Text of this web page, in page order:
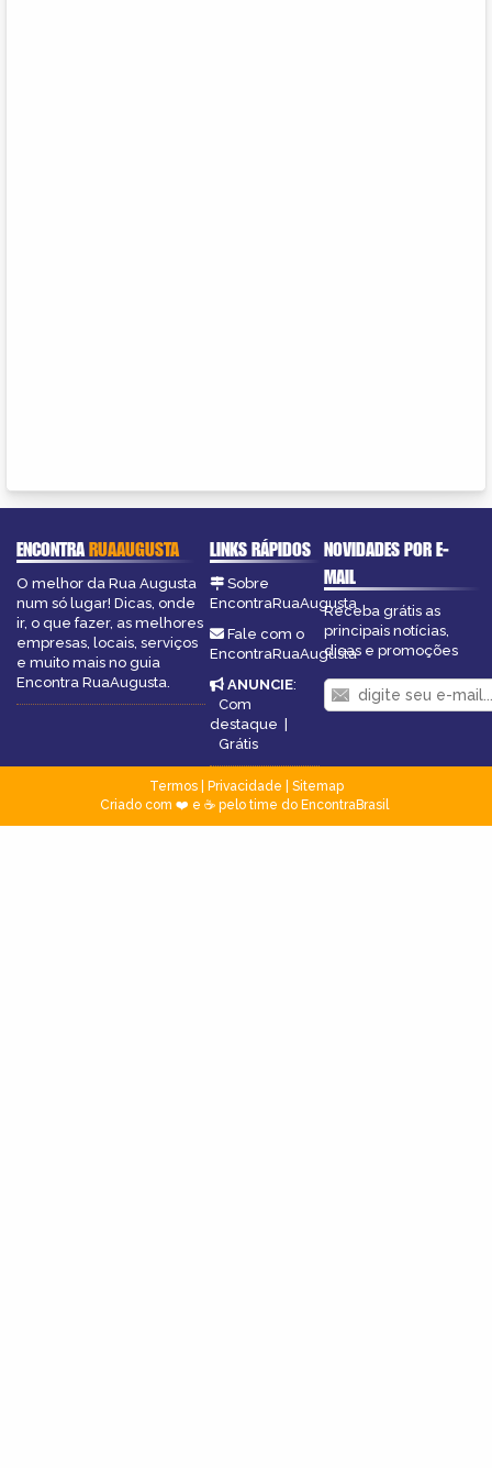
ENCONTRARUAAUGUSTA
O melhor da Rua Augusta
num só lugar! Dicas, onde
ir, o que fazer, as melhores
empresas, locais, serviços
e muito mais no guia
Encontra RuaAugusta.
LINKS RÁPIDOS
Sobre
EncontraRuaAugusta
Fale com o
EncontraRuaAugusta
ANUNCIE:
Com
destaque
Grátis
NOVIDADES POR E-
MAIL
Receba grátis as
principais notícias,
dicas e promoções
Termos| Privacidade
Sitemap
Criado com ❤️ e ☕ pelo time do EncontraBrasil